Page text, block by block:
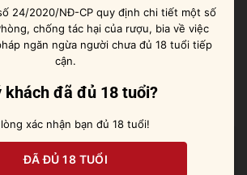
trong ly shots hoặc dùng để pha chế
Margarita, Paloma, Sunrise,…
24/2020/NĐ-CP quy định chi tiết một số
chống tác hại của rượu, bia về việc
ngăn ngừa người chưa đủ 18 tuổi tiếp
cận.
khách đã đủ 18 tuổi?
xác nhận bạn đủ 18 tuổi!
ĐÃ ĐỦ 18 TUỔI